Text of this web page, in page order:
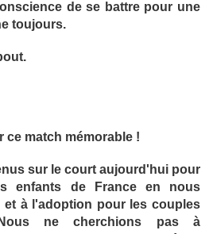
de se battre pour une
toujours.
ce match mémorable !
sur le court aujourd'hui pour
enfants de France en nous
et à l'adoption pour les couples
ne cherchions pas à